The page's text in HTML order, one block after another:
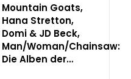
Mountain Goats,
Hana Stretton,
Domi & JD Beck,
Man/Woman/Chainsaw:
Die Alben der…